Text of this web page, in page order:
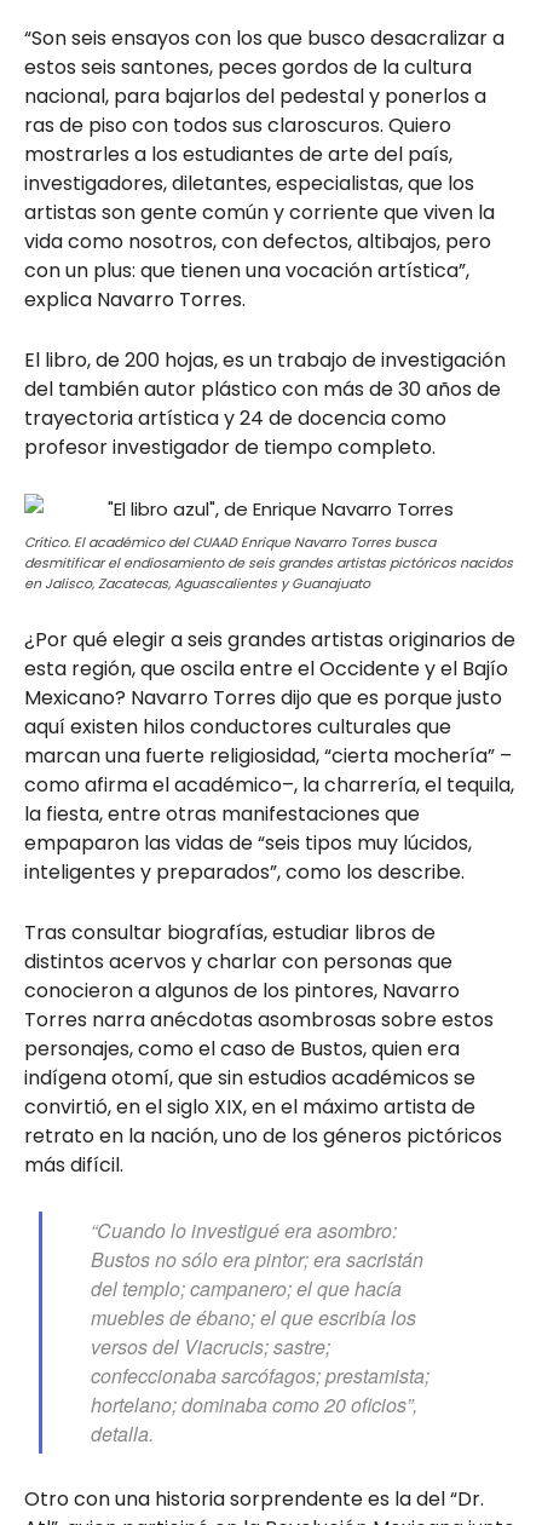
“Son seis ensayos con los que busco desacralizar a
estos seis santones, peces gordos de la cultura
nacional, para bajarlos del pedestal y ponerlos a
ras de piso con todos sus claroscuros. Quiero
mostrarles a los estudiantes de arte del país,
investigadores, diletantes, especialistas, que los
artistas son gente común y corriente que viven la
vida como nosotros, con defectos, altibajos, pero
con un plus: que tienen una vocación artística”,
explica Navarro Torres.
El libro, de 200 hojas, es un trabajo de investigación
del también autor plástico con más de 30 años de
trayectoria artística y 24 de docencia como
profesor investigador de tiempo completo.
Crítico. El académico del CUAAD Enrique Navarro Torres busca
desmitificar el endiosamiento de seis grandes artistas pictóricos nacidos
en Jalisco, Zacatecas, Aguascalientes y Guanajuato
¿Por qué elegir a seis grandes artistas originarios de
esta región, que oscila entre el Occidente y el Bajío
Mexicano? Navarro Torres dijo que es porque justo
aquí existen hilos conductores culturales que
marcan una fuerte religiosidad, “cierta mochería” –
como afirma el académico–, la charrería, el tequila,
la fiesta, entre otras manifestaciones que
empaparon las vidas de “seis tipos muy lúcidos,
inteligentes y preparados”, como los describe.
Tras consultar biografías, estudiar libros de
distintos acervos y charlar con personas que
conocieron a algunos de los pintores, Navarro
Torres narra anécdotas asombrosas sobre estos
personajes, como el caso de Bustos, quien era
indígena otomí, que sin estudios académicos se
convirtió, en el siglo XIX, en el máximo artista de
retrato en la nación, uno de los géneros pictóricos
más difícil.
“Cuando lo investigué era asombro:
Bustos no sólo era pintor; era sacristán
del templo; campanero; el que hacía
muebles de ébano; el que escribía los
versos del Viacrucis; sastre;
confeccionaba sarcófagos; prestamista;
hortelano; dominaba como 20 oficios”,
detalla.
Otro con una historia sorprendente es la del “Dr.